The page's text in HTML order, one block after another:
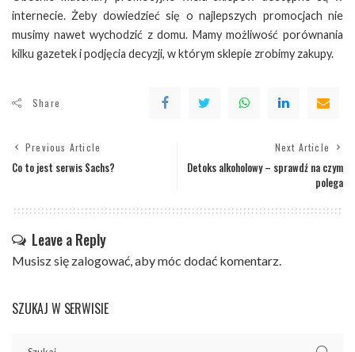
internecie. Żeby dowiedzieć się o najlepszych promocjach nie
musimy nawet wychodzić z domu. Mamy możliwość porównania
kilku gazetek i podjęcia decyzji, w którym sklepie zrobimy zakupy.
Share
Previous Article
Co to jest serwis Sachs?
Next Article
Detoks alkoholowy – sprawdź na czym
polega
Leave a Reply
Musisz się zalogować, aby móc dodać komentarz.
SZUKAJ W SERWISIE